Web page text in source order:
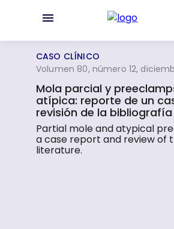
CASO CLÍNICO
Volumen 80, número 12,
Mola parcial y
atípica: reporte de un
revisión de la bibliografía
Partial mole and atypical
a case report and review of
literature.